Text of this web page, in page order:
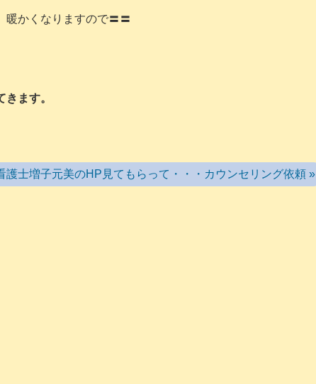
暖かくなりますので〓〓
ます。
護士増子元美のHP見てもらって・・・カウンセリング依頼 »